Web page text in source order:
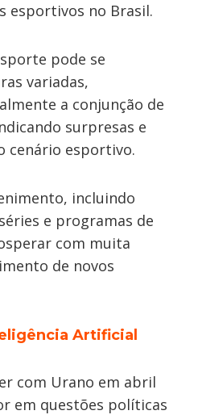
esportivos no Brasil.
pode se
variadas,
a conjunção de
surpresas e
cenário esportivo.
incluindo
e programas de
com muita
de novos
Artificial
com Urano em abril
em questões políticas